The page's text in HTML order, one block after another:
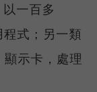
一百多
式；另一類
示卡，處理